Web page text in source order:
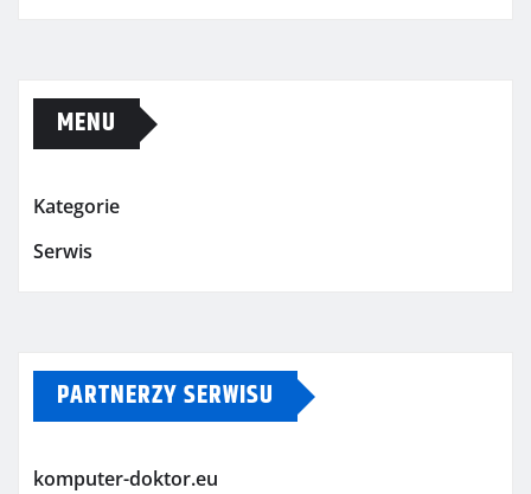
MENU
Kategorie
Serwis
PARTNERZY SERWISU
komputer-doktor.eu